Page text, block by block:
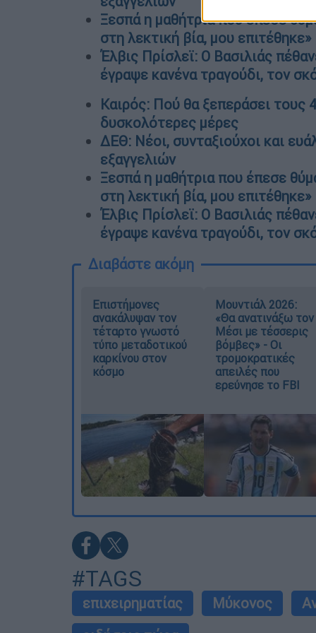
Ξεσπά η μαθήτρια που έπεσε
στη λεκτική βία, μου επιτέθηκε»
Έλβις Πρίσλεϊ: Ο Βασιλιάς
έγραψε κανένα τραγούδι, τον
Καιρός: Πού θα ξεπεράσει τους
δυσκολότερες μέρες
ΔΕΘ: Νέοι, συνταξιούχοι και
εξαγγελιών
Ξεσπά η μαθήτρια που έπεσε
στη λεκτική βία, μου επιτέθηκε»
Έλβις Πρίσλεϊ: Ο Βασιλιάς
έγραψε κανένα τραγούδι, τον
Διαβάστε ακόμη
Επιστήμονες
ανακάλυψαν τον
τέταρτο γνωστό
τύπο μεταδοτικού
καρκίνου στον
κόσμο
Μουντιάλ 2026:
«Θα ανατινάξω τον
Μέσι με τέσσερις
βόμβες» - Οι
τρομοκρατικές
απειλές που
ερεύνησε το FBI
#TAGS
επιχειρηματίας Μύκονος